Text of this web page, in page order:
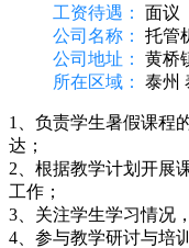
工资待遇：
面议
公司名称：
托管
公司地址：
黄桥
所在区域：
泰州
1、负责学生暑假课程
达；
2、根据教学计划开展
工作；
3、关注学生学习情况
4、参与教学研讨与培